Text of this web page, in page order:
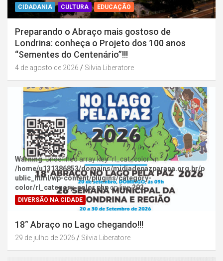
CIDADANIA CULTURA EDUCAÇÃO
Preparando o Abraço mais gostoso de
Londrina: conheça o Projeto dos 100 anos
“Sementes do Centenário”!!!
4 de agosto de 2026 Silvia Liberatore
Warning: Undefined array key "rl_cat_color" in
/home/u131386853/domains/midiadepazparana.org.br/p
ublic_html/wp-content/plugins/category-
color/rl_category_color.phpon line202
DIVERSÃO NA CIDADE
18° Abraço no Lago chegando!!!
29 de julho de 2026 Silvia Liberatore